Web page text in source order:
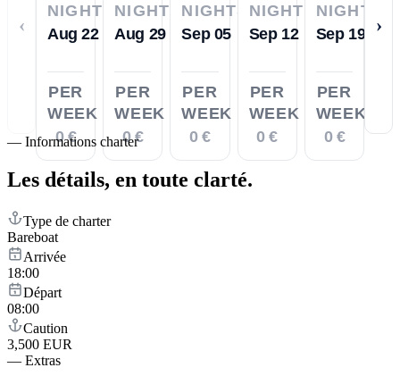
‹
NIGHTS
Aug 22
PER
WEEK
0 €
NIGHTS
Aug 29
PER
WEEK
0 €
NIGHTS
Sep 05
PER
WEEK
0 €
NIGHTS
Sep 12
PER
WEEK
0 €
NIGHTS
Sep 19
PER
WEEK
0 €
›
— Informations charter
Les détails, en toute clarté.
Type de charter
Bareboat
Arrivée
18:00
Départ
08:00
Caution
3,500 EUR
— Extras